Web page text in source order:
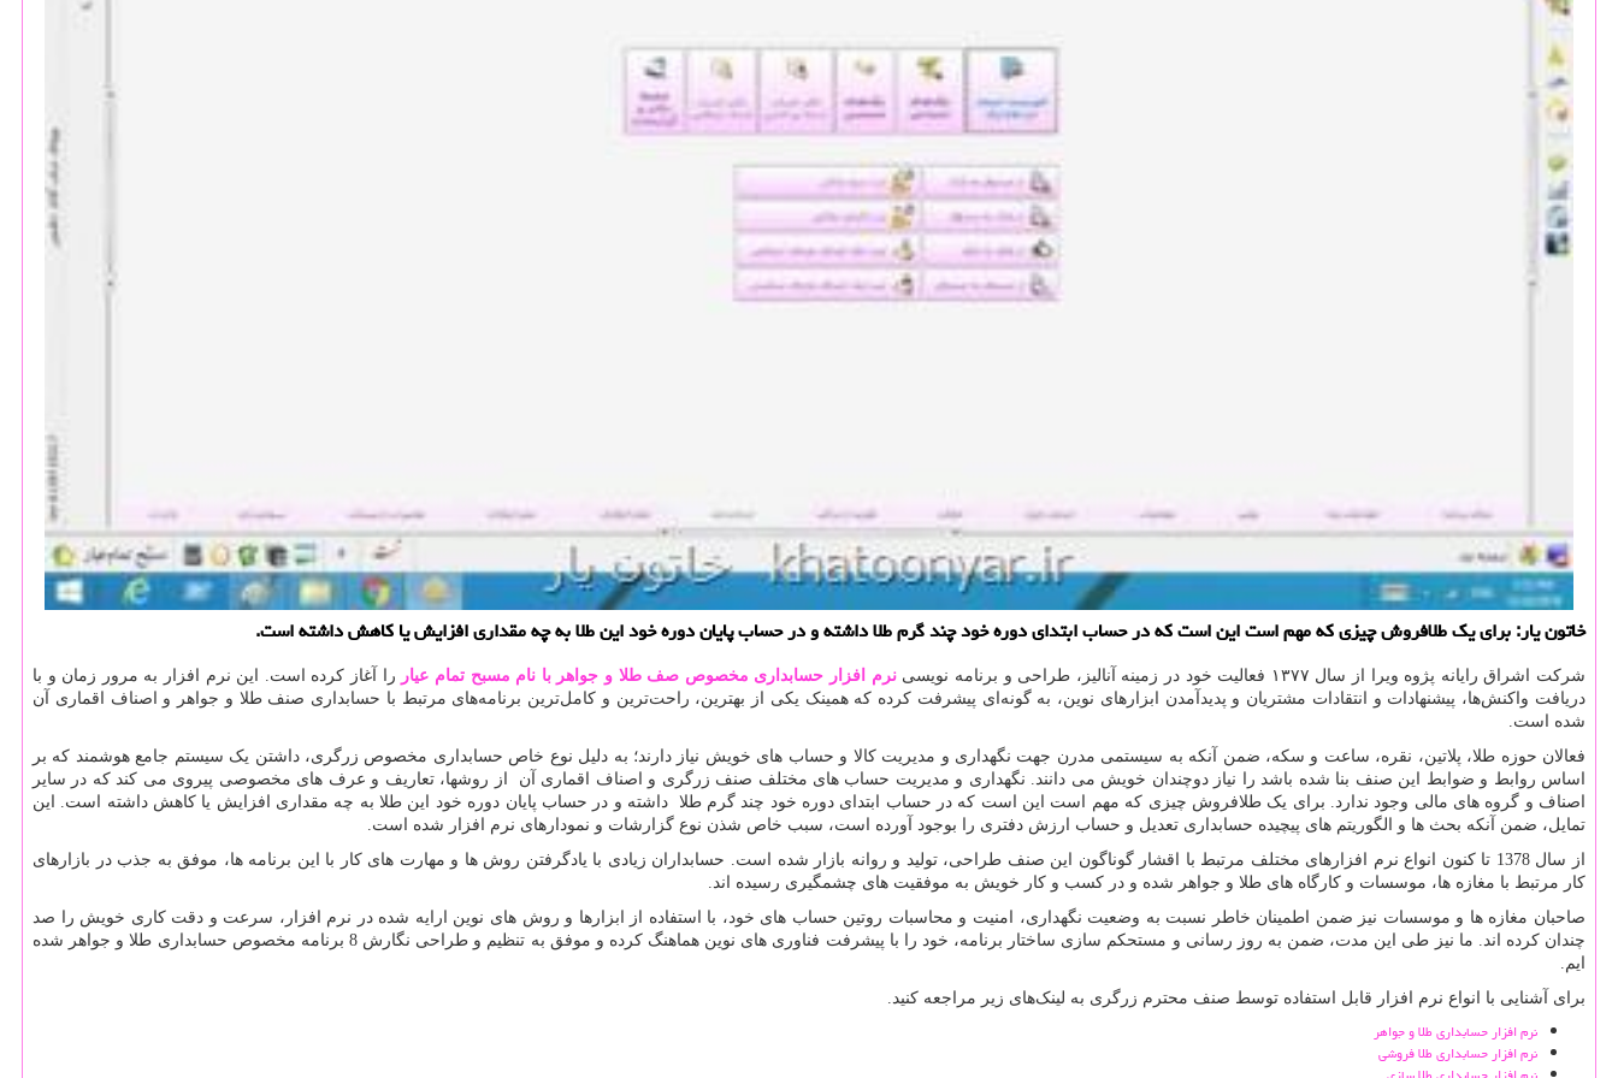
خاتون یار: برای یك طلافروش چیزی كه مهم است این است كه در حساب ابتدای دوره خود چند گرم طلا داشته و در حساب پایان دوره خود این طلا به چه مقداری افزایش یا كاهش داشته است.
شرکت اشراق رایانه پژوه ویرا از سال ۱۳۷۷ فعالیت خود در زمینه آنالیز، طراحی و برنامه نویسی نرم افزار حسابداری مخصوص صف طلا و جواهر با نام مسبح تمام عیار را آغاز کرده است. این نرم افزار به مرور زمان و با
دریافت واکنش‌ها، پیشنهادات و انتقادات مشتریان و پدیدآمدن ابزارهای نوین، به گونه‌ای پیشرفت کرده که همینک یکی از بهترین، راحت‌ترین و کامل‌ترین برنامه‌های مرتبط با حسابداری صنف طلا و جواهر و اصناف اقماری آن
شده است.
فعالان حوزه طلا، پلاتین، نقره، ساعت و سکه، ضمن آنکه به سیستمی مدرن جهت نگهداری و مدیریت کالا و حساب های خویش نیاز دارند؛ به دلیل نوع خاص حسابداری مخصوص زرگری، داشتن یک سیستم جامع هوشمند که بر
اساس روابط و ضوابط این صنف بنا شده باشد را نیاز دوچندان خویش می دانند. نگهداری و مدیریت حساب های مختلف صنف زرگری و اصناف اقماری آن از روشها، تعاریف و عرف های مخصوصی پیروی می کند که در سایر
اصناف و گروه های مالی وجود ندارد. برای یک طلافروش چیزی که مهم است این است که در حساب ابتدای دوره خود چند گرم طلا داشته و در حساب پایان دوره خود این طلا به چه مقداری افزایش یا کاهش داشته است. این
تمایل، ضمن آنکه بحث ها و الگوریتم های پیچیده حسابداری تعدیل و حساب ارزش دفتری را بوجود آورده است، سبب خاص شذن نوع گزارشات و نمودارهای نرم افزار شده است.
از سال 1378 تا کنون انواع نرم افزارهای مختلف مرتبط با اقشار گوناگون این صنف طراحی، تولید و روانه بازار شده است. حسابداران زیادی با یادگرفتن روش ها و مهارت های کار با این برنامه ها، موفق به جذب در بازارهای
کار مرتبط با مغازه ها، موسسات و کارگاه های طلا و جواهر شده و در کسب و کار خویش به موفقیت های چشمگیری رسیده اند.
صاحبان مغازه ها و موسسات نیز ضمن اطمینان خاطر نسبت به وضعیت نگهداری، امنیت و محاسبات روتین حساب های خود، با استفاده از ابزارها و روش های نوین ارایه شده در نرم افزار، سرعت و دقت کاری خویش را صد
چندان کرده اند. ما نیز طی این مدت، ضمن به روز رسانی و مستحکم سازی ساختار برنامه، خود را با پیشرفت فناوری های نوین هماهنگ کرده و موفق به تنظیم و طراحی نگارش 8 برنامه مخصوص حسابداری طلا و جواهر شده
ایم.
برای آشنایی با انواع نرم افزار قابل استفاده توسط صنف محترم زرگری به لینک‌های زیر مراجعه کنید.
نرم افزار حسابداری طلا و جواهر
نرم افزار حسابداری طلا فروشی